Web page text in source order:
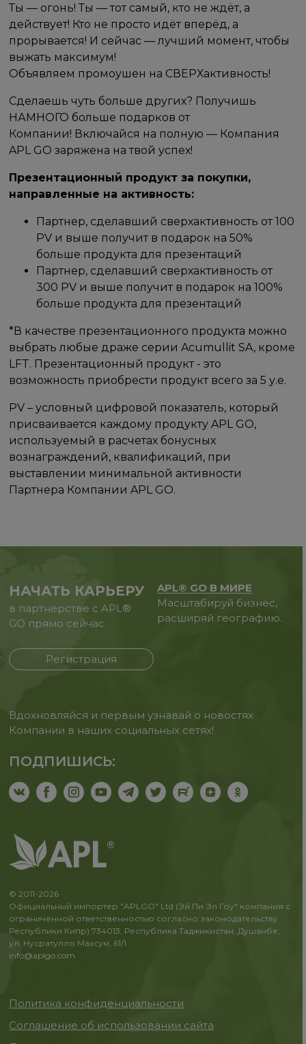
Ты — огонь! Ты — тот самый, кто не ждёт, а
действует! Кто не просто идёт вперёд, а
прорывается! И сейчас — лучший момент, чтобы
выжать максимум!
Объявляем промоушен на СВЕРХактивность!
Сделаешь чуть больше других? Получишь
НАМНОГО больше подарков от
Компании! Включайся на полную — Компания
APL GO заряжена на твой успех!
Презентационный продукт за покупки,
направленные на активность:
Партнер, сделавший сверхактивность от 100
PV и выше получит в подарок на 50%
больше продукта для презентаций
Партнер, сделавший сверхактивность от
300 PV и выше получит в подарок на 100%
больше продукта для презентаций
*В качестве презентационного продукта можно
выбрать любые драже серии Acumullit SA, кроме
LFT. Презентационный продукт - это
возможность приобрести продукт всего за 5 у.е.
PV – условный цифровой показатель, который
присваивается каждому продукту APL GO,
используемый в расчетах бонусных
вознаграждений, квалификаций, при
выставлении минимальной активности
Партнера Компании APL GO.
НАЧАТЬ КАРЬЕРУ
в партнерстве с APL®
GO прямо сейчас
Регистрация
APL® GO В МИРЕ
Масштабируй бизнес,
расширяй географию.
Вдохновляйся и первым узнавай о новостях
Компании в наших социальных сетях!
ПОДПИШИСЬ:
© 2011-2026
Официальный импортер "APLGO" Ltd (Эй Пи Эл Гоу" компания с
ограниченной ответственностью согласно законодательству
Республики Кипр) 734013, Республика Таджикистан, Душанбе,
ул. Нусратулло Махсум, 61/1
info@aplgo.com
Политика конфиденциальности
Соглашение об использовании сайта